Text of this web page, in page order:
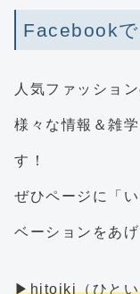
Facebookで
人気ファッショ
様々な情報＆雑
す！
ぜひページに「
ベーションをあ
▶hitoiki（ひとい